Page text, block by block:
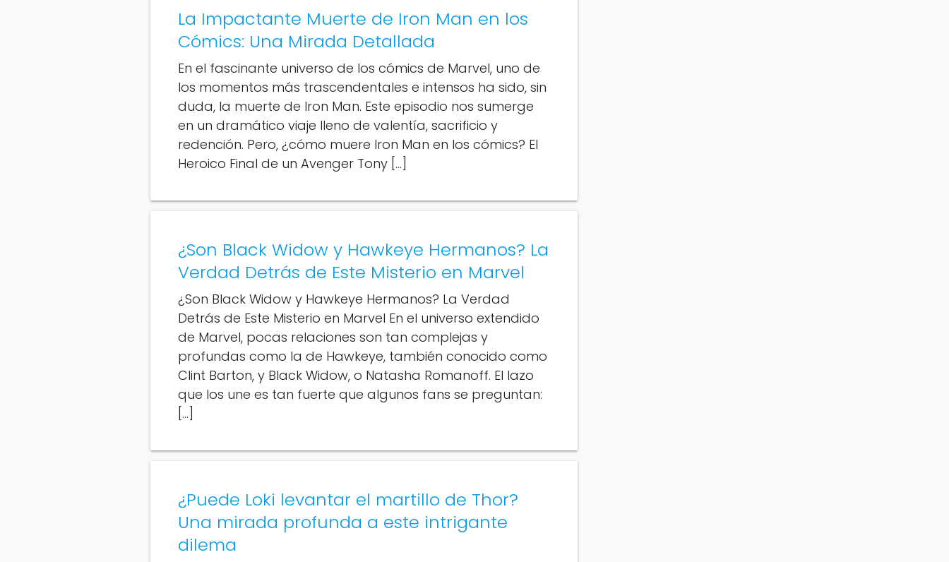
La Impactante Muerte de Iron Man en los
Cómics: Una Mirada Detallada
En el fascinante universo de los cómics de Marvel, uno de
los momentos más trascendentales e intensos ha sido, sin
duda, la muerte de Iron Man. Este episodio nos sumerge
en un dramático viaje lleno de valentía, sacrificio y
redención. Pero, ¿cómo muere Iron Man en los cómics? El
Heroico Final de un Avenger Tony […]
¿Son Black Widow y Hawkeye Hermanos? La
Verdad Detrás de Este Misterio en Marvel
¿Son Black Widow y Hawkeye Hermanos? La Verdad
Detrás de Este Misterio en Marvel En el universo extendido
de Marvel, pocas relaciones son tan complejas y
profundas como la de Hawkeye, también conocido como
Clint Barton, y Black Widow, o Natasha Romanoff. El lazo
que los une es tan fuerte que algunos fans se preguntan:
[…]
¿Puede Loki levantar el martillo de Thor?
Una mirada profunda a este intrigante
dilema